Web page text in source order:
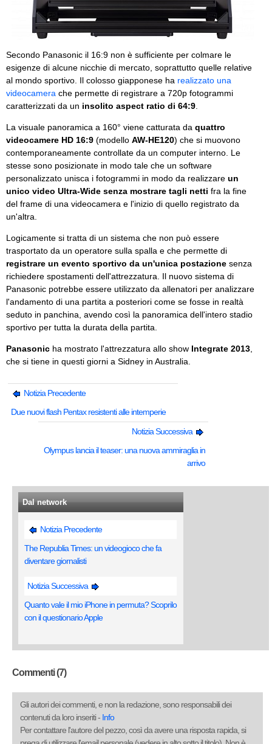
Secondo Panasonic il 16:9 non è sufficiente per colmare le
esigenze di alcune nicchie di mercato, soprattutto quelle relative
al mondo sportivo. Il colosso giapponese ha realizzato una
videocamera che permette di registrare a 720p fotogrammi
caratterizzati da un insolito aspect ratio di 64:9
La visuale panoramica a 160° viene catturata da quattro
videocamere HD 16:9 (modello AW-HE120) che si muovono
contemporaneamente controllate da un computer interno. Le
stesse sono posizionate in modo tale che un software
personalizzato unisca i fotogrammi in modo da realizzare un
unico video Ultra-Wide senza mostrare tagli netti fra la fine
del frame di una videocamera e l'inizio di quello registrato da
un'altra.
Logicamente si tratta di un sistema che non può essere
trasportato da un operatore sulla spalla e che permette di
registrare un evento sportivo da un'unica postazione senza
richiedere spostamenti dell'attrezzatura. Il nuovo sistema di
Panasonic potrebbe essere utilizzato da allenatori per analizzare
l'andamento di una partita a posteriori come se fosse in realtà
seduto in panchina, avendo così la panoramica dell'intero stadio
sportivo per tutta la durata della partita.
Panasonic ha mostrato l'attrezzatura allo show Integrate 2013
che si tiene in questi giorni a Sidney in Australia.
Notizia Precedente
Due nuovi flash Pentax resistenti alle intemperie
Notizia Successiva
Olympus lancia il teaser: una nuova ammiraglia in
arrivo
Dal network
Notizia Precedente
The Republia Times: un videogioco che fa
diventare giornalisti
Notizia Successiva
Quanto vale il mio iPhone in permuta? Scoprilo
con il questionario Apple
Commenti (7)
Gli autori dei commenti, e non la redazione, sono responsabili dei
contenuti da loro inseriti - Info
Per contattare l'autore del pezzo, così da avere una risposta rapida, si